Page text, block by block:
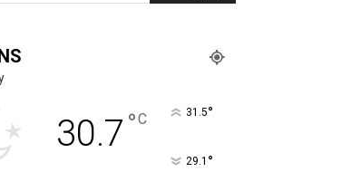
30.7 °C 31.5°
29.1 °